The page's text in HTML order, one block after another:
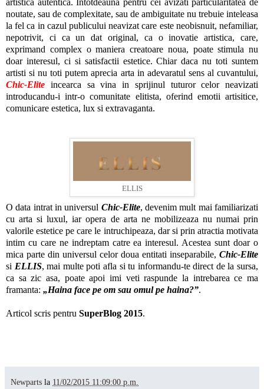
artistica autentica. Intotdeauna pentru cei avizati particularitatea de
noutate, sau de complexitate, sau de ambiguitate nu trebuie inteleasa
la fel ca in cazul publicului neavizat care este neobisnuit, nefamiliar,
nepotrivit, ci ca un dat original, ca o inovatie artistica, care,
exprimand complex o maniera creatoare noua, poate stimula nu
doar interesul, ci si satisfactii estetice. Chiar daca nu toti suntem
artisti si nu toti putem aprecia arta in adevaratul sens al cuvantului,
Chic-Elite incearca sa vina in sprijinul tuturor celor neavizati
introducandu-i intr-o comunitate elitista, oferind emotii artisitice,
comunicare estetica, lux si extravaganta.
ELLIS
O data intrat in universul Chic-Elite, devenim mult mai familiarizati
cu arta si luxul, iar opera de arta ne mobilizeaza nu numai prin
valorile estetice pe care le intruchipeaza, dar si prin atractia motivata
intim cu care ne indreptam catre ea interesul. Acestea sunt doar o
mica parte din universul celor doua entitati inseparabile, Chic-Elite
si ELLIS, mai multe poti afla si tu informandu-te direct de la sursa,
ca sa zic asa, poate apoi imi veti raspunde la intrebarea ce ma
framanta: „Haina face pe om sau omul pe haina?”.
Articol scris pentru SuperBlog 2015.
Newparts la 11/02/2015 11:09:00 p.m.